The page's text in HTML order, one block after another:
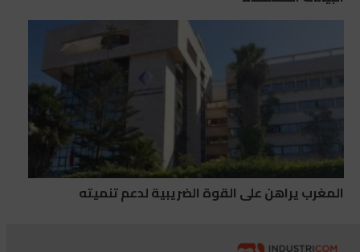
المغرب يراهن على القوة الضريبية لدعم تنميته